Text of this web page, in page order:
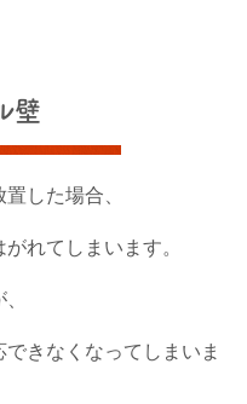
壁
した場合、
れてしまいます。
きなくなってしまいま